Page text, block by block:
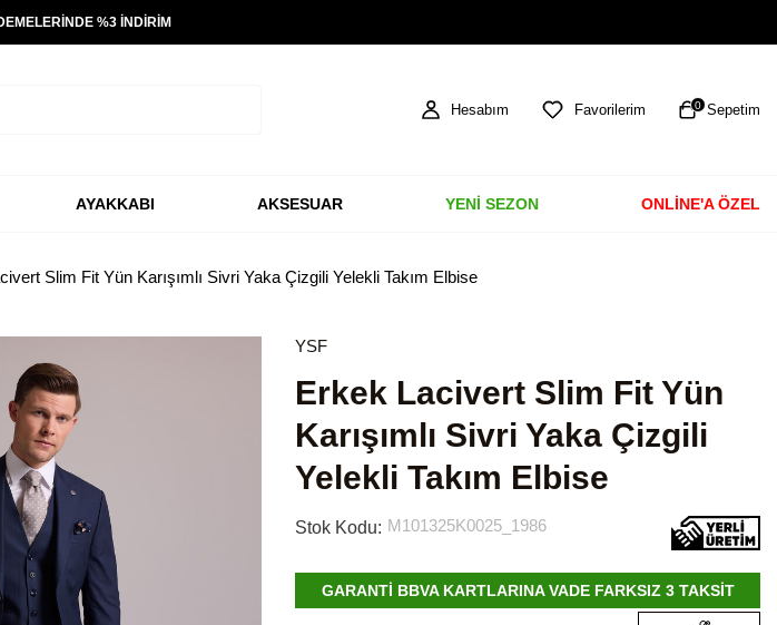
%3 İNDİRİM
Hesabım Favorilerim 0 Sepetim
AYAKKABI AKSESUAR YENİ SEZON ONLİNE'A ÖZEL
Slim Fit Yün Karışımlı Sivri Yaka Çizgili Yelekli Takım Elbise
YSF
Erkek Lacivert Slim Fit Yün
Karışımlı Sivri Yaka Çizgili
Yelekli Takım Elbise
Stok Kodu: M101325K0025_1986
GARANTİ BBVA KARTLARINA VADE FARKSIZ 3 TAKSİT